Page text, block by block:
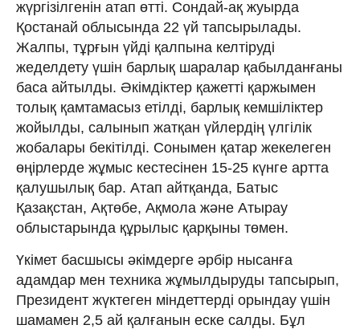
жүргізілгенін атап өтті. Сондай-ақ жуырда
Қостанай облысында 22 үй тапсырылады.
Жалпы, тұрғын үйді қалпына келтіруді
жеделдету үшін барлық шаралар қабылданғаны
баса айтылды. Әкімдіктер қажетті қаржымен
толық қамтамасыз етілді, барлық кемшіліктер
жойылды, салынып жатқан үйлердің үлгілік
жобалары бекітілді. Сонымен қатар жекелеген
өңірлерде жұмыс кестесінен 15-25 күнге артта
қалушылық бар. Атап айтқанда, Батыс
Қазақстан, Ақтөбе, Ақмола және Атырау
облыстарында құрылыс қарқыны төмен.
Үкімет басшысы әкімдерге әрбір нысанға
адамдар мен техника жұмылдыруды тапсырып,
Президент жүктеген міндеттерді орындау үшін
шамамен 2,5 ай қалғанын еске салды. Бұл